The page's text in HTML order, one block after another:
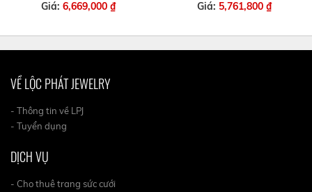
Giá: 6,669,000 ₫
Giá: 5,761,800 ₫
VỀ LỘC PHÁT JEWELRY
- Thông tin về LPJ
- Tuyển dụng
DỊCH VỤ
- Cho thuê trang sức cưới